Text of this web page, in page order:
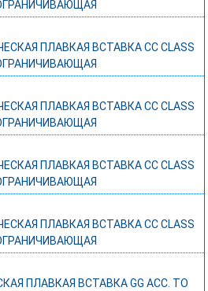
ПЛАВКАЯ ВСТАВКА СС CLASS
ПЛАВКАЯ ВСТАВКА СС CLASS
ПЛАВКАЯ ВСТАВКА СС CLASS
ПЛАВКАЯ ВСТАВКА СС CLASS
ПЛАВКАЯ ВСТАВКА GG ACC. TO